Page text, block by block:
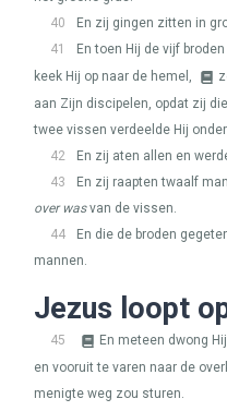
40
En zij gingen zitten in
41
En toen Hij de vijf
keek Hij op naar de hemel,
aan Zijn discipelen, opdat zij
twee vissen verdeelde Hij
42
En zij aten allen en
43
En zij raapten twaalf
over wasvan de vissen.
44
En die de broden
mannen.
Jezus loopt
45
En meteen dwong
en vooruit te varen naar de
menigte weg zou sturen.